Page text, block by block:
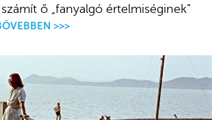
ő „fanyalgó értelmiséginek”
>>>